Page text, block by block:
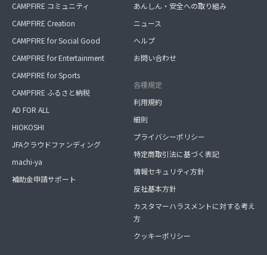
CAMPFIRE コミュニティ
CAMPFIRE Creation
CAMPFIRE for Social Good
CAMPFIRE for Entertainment
CAMPFIRE for Sports
CAMPFIRE ふるさと納税
AD FOR ALL
HIOKOSHI
JFAクラウドファンディング
machi-ya
補助金申請サポート
あんしん・安全への取り組み
ニュース
ヘルプ
お問い合わせ
各種規定
利用規約
細則
プライバシーポリシー
特定商取引法に基づく表記
情報セキュリティ方針
反社基本方針
カスタマーハラスメントに対する考え
方
クッキーポリシー